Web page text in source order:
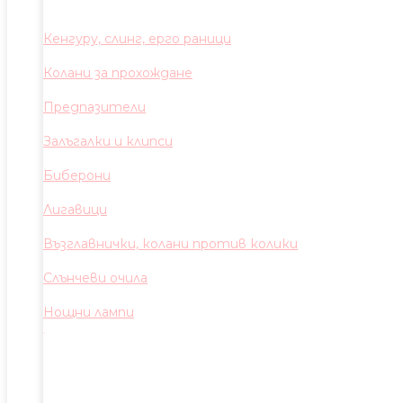
Кенгуру, слинг, ерго раници
Колани за прохождане
Предпазители
Залъгалки и клипси
Биберони
Лигавици
Възглавнички, колани против колики
Слънчеви очила
Нощни лампи